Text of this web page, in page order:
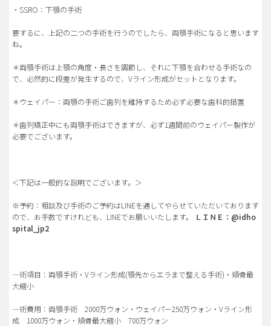
・SSRO：下顎の手術
要するに、上記の二つの手術を行うのでしたら、両顎手術になると思います
ね。
＊両顎手術は上顎の角度・長さを調節し、それに下顎を合わせる手術なの
で、必然的に段差が発生するので、Vライン形成がセットとなります。
＊ウェイパー：両顎の手術ご歯列を維持するため必ず必要な歯科的措置
＊歯列矯正中にも両顎手術はできますが、必ず1週間前のウェイパー製作が
必要でございます。
＜下記は一般的な説明でございます。＞
※予約：相談及び手術のご予約はLINEを通してやらせていただいております
ので、お手数ですけれども、LINEでお願いいたします。
ＬＩＮＥ：@idho
spital_jp2
―術項目：両顎手術・Vライン形成(顎先からエラまで整える手術)・頬骨最
大縮小
―術費用：両顎手術 2000万ウォン・ウェイパー250万ウォン・Vライン形
成 1000万ウォン・頬骨最大縮小 700万ウォン